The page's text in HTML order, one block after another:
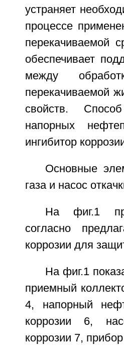
устраняет
процессе
перекачиваемой
обеспечивает
между
перекачиваемой
свойств.
напорных
ингибитор
Основные
газа и насос
На фиг.1
согласно
коррозии для
На фиг.1
приемный
4, напорный
коррозии 6,
коррозии 7,